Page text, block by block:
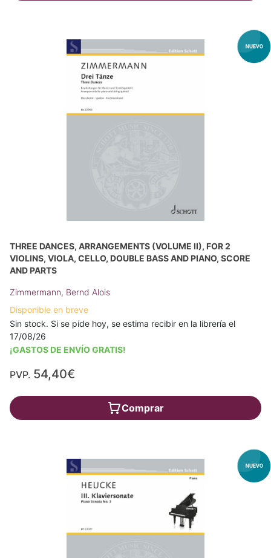
THREE DANCES, ARRANGEMENTS (VOLUME II), FOR 2
VIOLINS, VIOLA, CELLO, DOUBLE BASS AND PIANO, SCORE
AND PARTS
Zimmermann, Bernd Alois
Disponible en breve
Sin stock. Si se pide hoy, se estima recibir en la librería el
17/08/26
¡GASTOS DE ENVÍO GRATIS!
PVP. 54,40€
Comprar